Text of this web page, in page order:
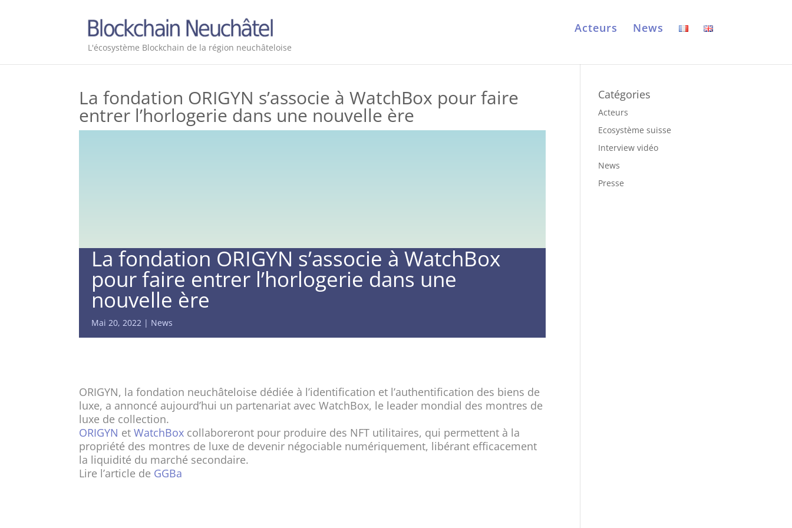
L'écosystème Blockchain de la région neuchâteloise
Acteurs News
La fondation ORIGYN s’associe à WatchBox pour faire
entrer l’horlogerie dans une nouvelle ère
La fondation ORIGYN s’associe à WatchBox
pour faire entrer l’horlogerie dans une
nouvelle ère
Mai 20, 2022 News
ORIGYN, la fondation neuchâteloise dédiée à l’identification et l’authentification des biens de
luxe, a annoncé aujourd’hui un partenariat avec WatchBox, le leader mondial des montres de
luxe de collection.
ORIGYN et WatchBox collaboreront pour produire des NFT utilitaires, qui permettent à la
propriété des montres de luxe de devenir négociable numériquement, libérant efficacement
la liquidité du marché secondaire.
Lire l’article de GGBa
Catégories
Acteurs
Ecosystème suisse
Interview vidéo
News
Presse